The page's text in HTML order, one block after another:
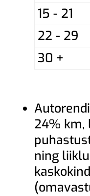
15 - 21
22 - 29
30 +
24% km,
ning